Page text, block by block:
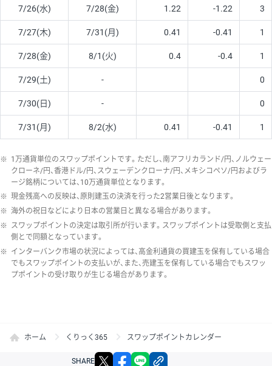
7/26(水) 7/28(金) 1.22 -1.22 3
7/27(木) 7/31(月) 0.41 -0.41 1
7/28(金) 8/1(火) 0.4 -0.4 1
7/29(土) - 0
7/30(日) - 0
7/31(月) 8/2(水) 0.41 -0.41 1
※ 1万通貨単位のスワップポイントです。ただし、南アフリカランド/円、ノルウェー
クローネ/円、香港ドル/円、スウェーデンクローナ/円、メキシコペソ/円およびラ
ージ銘柄については、10万通貨単位となります。
※ 現金残高への反映は、原則建玉の決済を行った2営業日後となります。
※ 海外の祝日などにより日本の営業日と異なる場合があります。
※ スワップポイントの決定は取引所が行います。スワップポイントは受取側と支払
側とで同額となっています。
※ インターバンク市場の状況によっては、高金利通貨の買建玉を保有している場合
でもスワップポイントの支払いが、また、売建玉を保有している場合でもスワッ
プポイントの受け取りが生じる場合があります。
ホーム くりっく365 スワップポイントカレンダー
SHARE X facebook